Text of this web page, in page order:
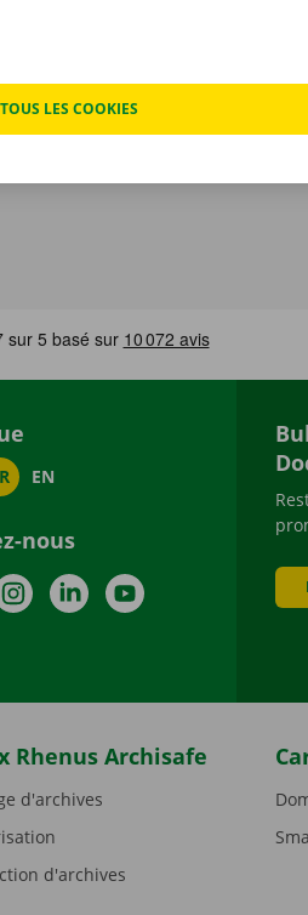
EN
nous
InstagramLinkedInYouTube
Rhenus Archisafe
d'archives
d'archives
LES COOKIES